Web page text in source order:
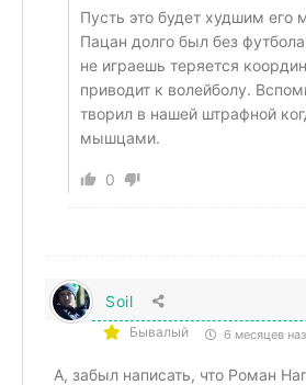
Пусть это будет худшим его
Пацан долго был без
не играешь теряется
приводит к волейболу.
творил в нашей штрафной
мышцами.
0
Soil
Бывалый 6 месяцев
А, забыл написать, что Роман